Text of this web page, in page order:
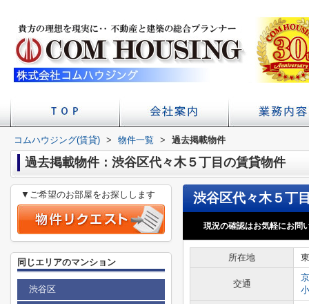
店舗へのアクセス
会社概要
コムハウジング(賃貸) > 物件一覧 > 過去掲載物件
過去掲載物件：渋谷区代々木５丁目の賃貸物件
現況の確認はお気軽にお問
所在地
交通
▼ご希望のお部屋をお探しします
同じエリアのマンション
渋谷区